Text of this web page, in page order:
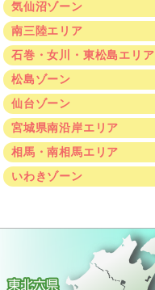
気仙沼ゾーン
南三陸エリア
石巻・女川・東松島エリア
松島ゾーン
仙台ゾーン
宮城県南沿岸エリア
相馬・南相馬エリア
いわきゾーン